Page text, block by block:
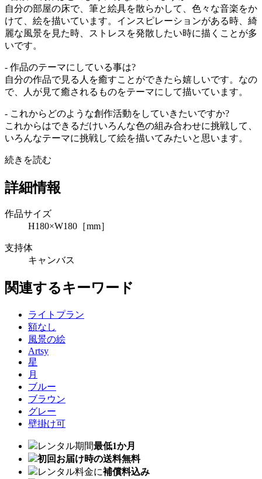
自分の部屋の床で、筆と絵具を散らかして、色々な音楽をか
けて、絵を描いています。インスピレーションがある時、綺
麗な風景を見た時、ストレスを発散したい時に描くことが多
いです。
- 作品のテーマにしている事は?
自分の作品で見る人を癒すことができたら嬉しいです。なの
で、人が見て癒されるものをテーマにして描いています。
- これからどのような創作活動をしていきたいですか?
これからはできるだけいろんな色の組み合わせに挑戦して、
いろんなテーマに挑戦して絵を描いてみたいと思います。
続きを読む
詳細情報
作品サイズ
H180×W180［mm］
支持体
キャンバス
関連するキーワード
ライトプラン
額なし
風景の絵
Artsy
星
月
ブルー
ブラウン
グレー
壁掛け可
レンタル期間最低1か月
初回お届け時の送料無料
レンタル料金に補償料込み